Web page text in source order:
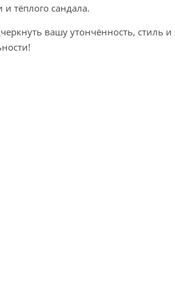
тёплого сандала.
вашу утончённость, стиль